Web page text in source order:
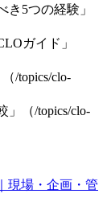
5つの経験」
ガイド」
/topics/clo-
」（/topics/clo-
現場・企画・管